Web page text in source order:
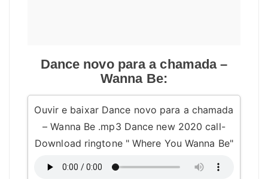
Dance novo para a chamada –
Wanna Be:
Ouvir e baixar Dance novo para a chamada
– Wanna Be .mp3 Dance new 2020 call-
Download ringtone " Where You Wanna Be"